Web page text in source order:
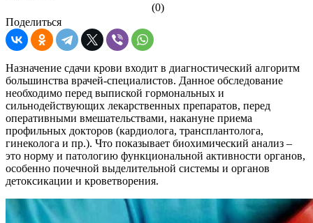
(0)
Поделиться
Назначение сдачи крови входит в диагностический алгоритм
большинства врачей-специалистов. Данное обследование
необходимо перед выпиской гормональных и
сильнодействующих лекарственных препаратов, перед
оперативными вмешательствами, накануне приема
профильных докторов (кардиолога, трансплантолога,
гинеколога и пр.). Что показывает биохимический анализ –
это норму и патологию функциональной активности органов,
особенно почечной выделительной системы и органов
детоксикации и кроветворения.